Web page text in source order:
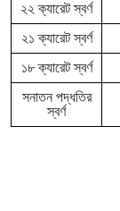
২২ ক্যারেট স্বর্ণ
২১ ক্যারেট স্বর্ণ
১৮ ক্যারেট স্বর্ণ
সনাতন পদ্ধতির
স্বর্ণ